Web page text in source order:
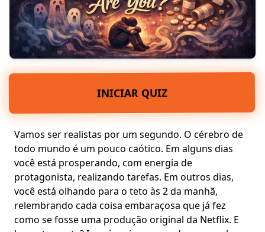
INICIAR QUIZ
Vamos ser realistas por um segundo. O cérebro de
todo mundo é um pouco caótico. Em alguns dias
você está prosperando, com energia de
protagonista, realizando tarefas. Em outros dias,
você está olhando para o teto às 2 da manhã,
relembrando cada coisa embaraçosa que já fez
como se fosse uma produção original da Netflix. E